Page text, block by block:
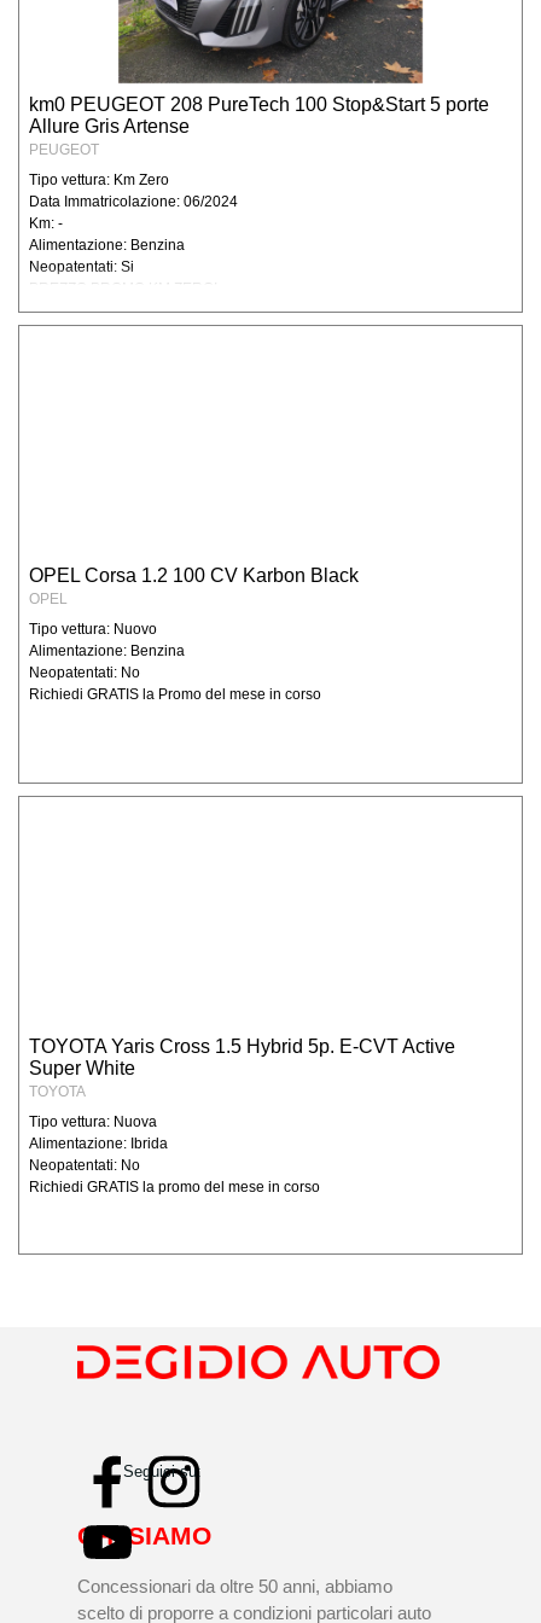
dei vostri dati. Diritti di cui all’ art.7 del D.Lgs.
196/2003 Ai clienti è altresì riconosciuto il
diritto di conoscenza, cancellazione, rettifica,
aggiornamento, integrazione e opposizione
al trattamento dei dati stessi nonché altri
diritti previsti dall’ art. 7 della D.Lgs.
diritti dell’interessato, è disponibile sul sito
www.garanteprivacy.it. Titolare del
l’esercizio dei diritti di cui al punto
precedente è: Degidio Auto srl. - 00065
km0 PEUGEOT 208 PureTech 100 Stop&Start 5 porte
Allure Gris Artense
PEUGEOT
Tipo vettura: Km Zero
Data Immatricolazione: 06/2024
Km: -
Alimentazione: Benzina
Neopatentati: Si
PREZZO PROMO KM ZERO!
OPEL Corsa 1.2 100 CV Karbon Black
OPEL
Tipo vettura: Nuovo
Alimentazione: Benzina
Neopatentati: No
Richiedi GRATIS la Promo del mese in corso
TOYOTA Yaris Cross 1.5 Hybrid 5p. E-CVT Active
Super White
TOYOTA
Tipo vettura: Nuova
Alimentazione: Ibrida
Neopatentati: No
Richiedi GRATIS la promo del mese in corso
Seguici su:
CHI SIAMO
Concessionari da oltre 50 anni, abbiamo
scelto di proporre a condizioni particolari auto